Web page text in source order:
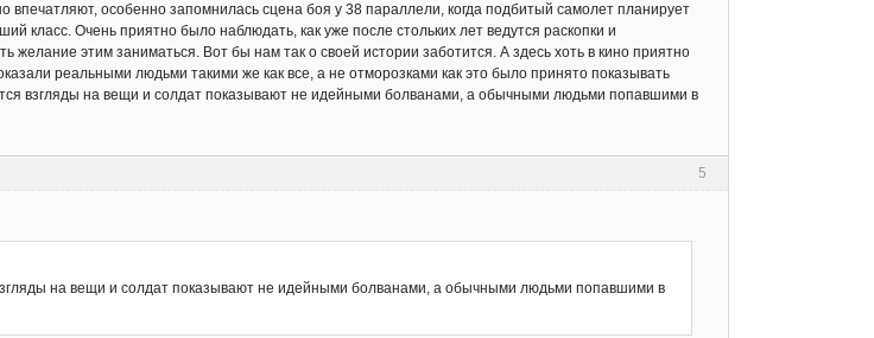
впечатляют, особенно запомнилась сцена боя у 38 параллели, когда подбитый самолет планирует
класс. Очень приятно было наблюдать, как уже после стольких лет ведутся раскопки и
желание этим заниматься. Вот бы нам так о своей истории заботится. А здесь хоть в кино приятно
реальными людьми такими же как все, а не отморозками как это было принято показывать
взгляды на вещи и солдат показывают не идейными болванами, а обычными людьми попавшими в
5
на вещи и солдат показывают не идейными болванами, а обычными людьми попавшими в